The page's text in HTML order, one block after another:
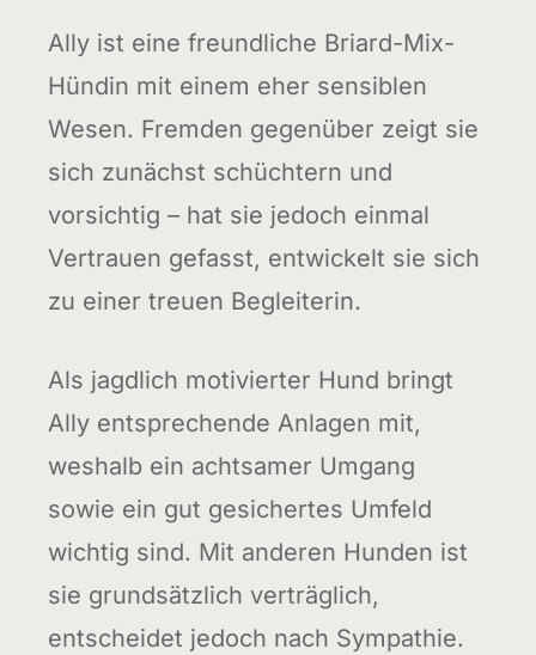
Ally ist eine freundliche Briard-Mix-
Hündin mit einem eher sensiblen
Wesen. Fremden gegenüber zeigt sie
sich zunächst schüchtern und
vorsichtig – hat sie jedoch einmal
Vertrauen gefasst, entwickelt sie sich
zu einer treuen Begleiterin.
Als jagdlich motivierter Hund bringt
Ally entsprechende Anlagen mit,
weshalb ein achtsamer Umgang
sowie ein gut gesichertes Umfeld
wichtig sind. Mit anderen Hunden ist
sie grundsätzlich verträglich,
entscheidet jedoch nach Sympathie.